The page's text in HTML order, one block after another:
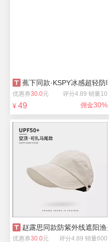
蕉下同款·KSPY冰感超轻防
优惠券30.0元 评分4.89 销量10
¥ 49 佣金30%
赵露思同款防紫外线遮阳渔
优惠券30.0元 评分4.89 销量600